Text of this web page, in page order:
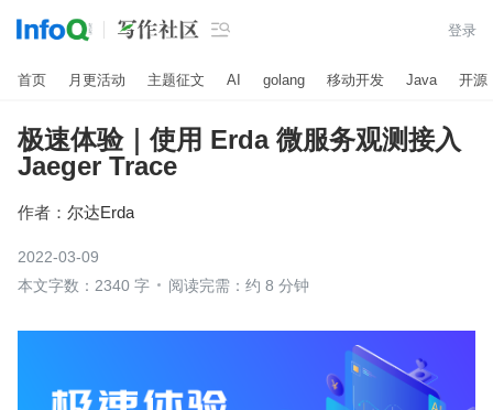
 登录
首页 月更活动 主题征文 AI golang 移动开发 Java 开源
极速体验｜使用 Erda 微服务观测接入
Jaeger Trace
作者： 尔达Erda
2022-03-09
本文字数：2340 字
阅读完需：约 8 分钟